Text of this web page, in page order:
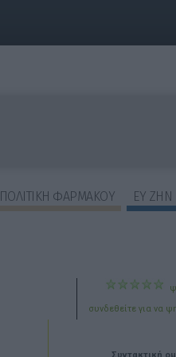
ΠΟΛΙΤΙΚΗ ΦΑΡΜΑΚΟΥ ΕΥ ΖΗΝ
συνδεθείτε για να